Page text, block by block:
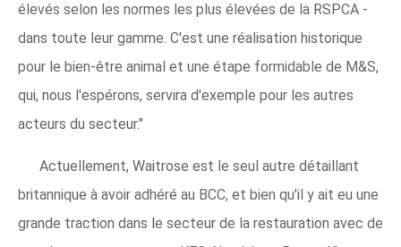
élevés selon les normes les plus élevées de la RSPCA -
dans toute leur gamme. C'est une réalisation historique
pour le bien-être animal et une étape formidable de M&S,
qui, nous l'espérons, servira d'exemple pour les autres
acteurs du secteur."
Actuellement, Waitrose est le seul autre détaillant
britannique à avoir adhéré au BCC, et bien qu'il y ait eu une
grande traction dans le secteur de la restauration avec de